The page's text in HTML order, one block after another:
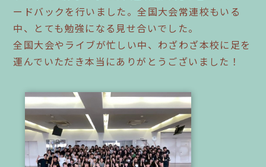
ードバックを行いました。全国大会常連校もいる
中、とても勉強になる見せ合いでした。
全国大会やライブが忙しい中、わざわざ本校に足を
運んでいただき本当にありがとうございました！